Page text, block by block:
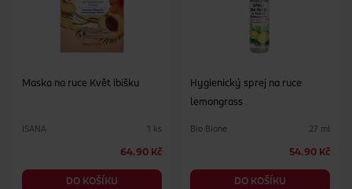
Maska na ruce Květ ibišku
ISANA 1 ks
64.90 Kč
DO KOŠÍKU
Hygienický sprej na ruce
lemongrass
Bio Bione 27 ml
54.90 Kč
DO KOŠÍKU